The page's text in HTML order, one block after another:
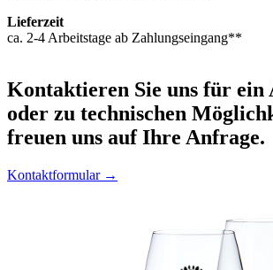
Lieferzeit
ca. 2-4 Arbeitstage ab Zahlungseingang**
Kontaktieren Sie uns für ein
oder zu technischen
freuen uns auf Ihre Anfrage.
Kontaktformular →